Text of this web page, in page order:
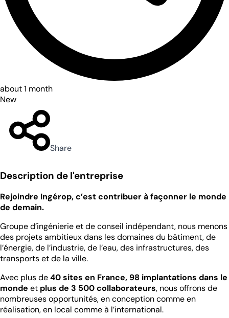
about 1 month
New
Share
Description de l'entreprise
Rejoindre Ingérop, c’est contribuer à façonner le monde
de demain.
Groupe d’ingénierie et de conseil indépendant, nous menons
des projets ambitieux dans les domaines du bâtiment, de
l’énergie, de l’industrie, de l’eau, des infrastructures, des
transports et de la ville.
Avec plus de40 sites en France, 98 implantations dans le
monde et plus de 3 500 collaborateurs, nous offrons de
nombreuses opportunités, en conception comme en
réalisation, en local comme à l’international.